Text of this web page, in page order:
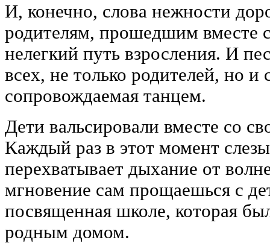
И, конечно, слова нежности
родителям, прошедшим вместе
нелегкий путь взросления. И
всех, не только родителей, но
сопровождаемая танцем.
Дети вальсировали вместе со
Каждый раз в этот момент
перехватывает дыхание от
мгновение сам прощаешься с
посвященная школе, которая
родным домом.